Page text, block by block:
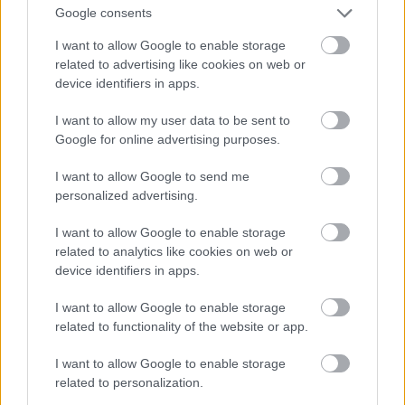
Google consents
I want to allow Google to enable storage
related to advertising like cookies on web or
device identifiers in apps.
I want to allow my user data to be sent to
Google for online advertising purposes.
I want to allow Google to send me
personalized advertising.
I want to allow Google to enable storage
related to analytics like cookies on web or
device identifiers in apps.
I want to allow Google to enable storage
related to functionality of the website or app.
I want to allow Google to enable storage
related to personalization.
3. Buzis Freddie
Fotó: Paul Natkin / Getty Images Hungary
Jön még kép!